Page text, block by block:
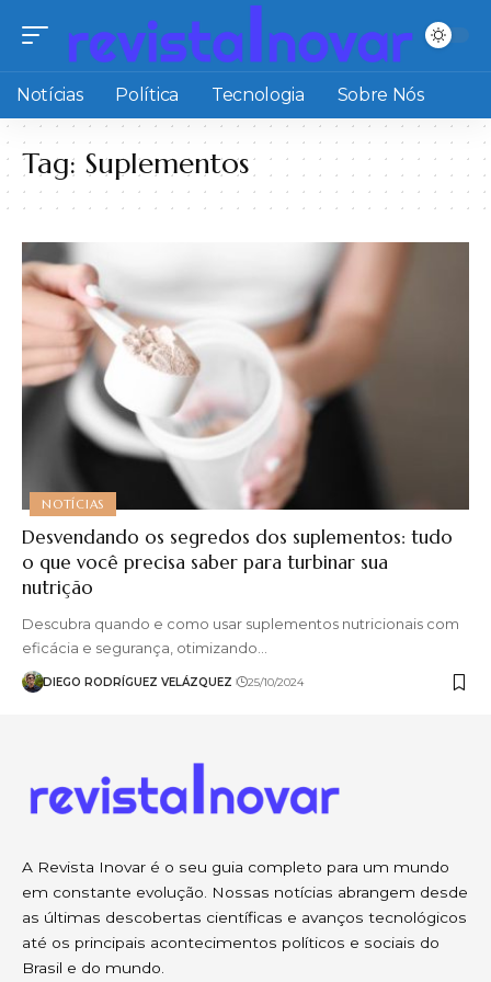
Notícias Política Tecnologia Sobre Nós
Tag: Suplementos
NOTÍCIAS
Desvendando os segredos dos suplementos: tudo
o que você precisa saber para turbinar sua
nutrição
Descubra quando e como usar suplementos nutricionais com
eficácia e segurança, otimizando…
DIEGO RODRÍGUEZ VELÁZQUEZ 25/10/2024
A Revista Inovar é o seu guia completo para um mundo
em constante evolução. Nossas notícias abrangem desde
as últimas descobertas científicas e avanços tecnológicos
até os principais acontecimentos políticos e sociais do
Brasil e do mundo.